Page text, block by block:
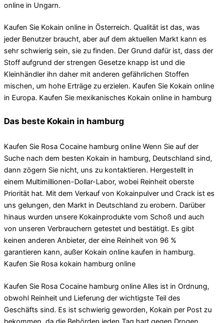
online in Ungarn.
Kaufen Sie Kokain online in Österreich. Qualität ist das, was
jeder Benutzer braucht, aber auf dem aktuellen Markt kann es
sehr schwierig sein, sie zu finden. Der Grund dafür ist, dass der
Stoff aufgrund der strengen Gesetze knapp ist und die
Kleinhändler ihn daher mit anderen gefährlichen Stoffen
mischen, um hohe Erträge zu erzielen. Kaufen Sie Kokain online
in Europa. Kaufen Sie mexikanisches Kokain online in hamburg
Das beste Kokain in hamburg
Kaufen Sie Rosa Cocaine hamburg online Wenn Sie auf der
Suche nach dem besten Kokain in hamburg, Deutschland sind,
dann zögern Sie nicht, uns zu kontaktieren. Hergestellt in
einem Multimillionen-Dollar-Labor, wobei Reinheit oberste
Priorität hat. Mit dem Verkauf von Kokainpulver und Crack ist es
uns gelungen, den Markt in Deutschland zu erobern. Darüber
hinaus wurden unsere Kokainprodukte vom Schoß und auch
von unseren Verbrauchern getestet und bestätigt. Es gibt
keinen anderen Anbieter, der eine Reinheit von 96 %
garantieren kann, außer Kokain online kaufen in hamburg.
Kaufen Sie Rosa kokain hamburg online
Kaufen Sie Rosa Cocaine hamburg online Alles ist in Ordnung,
obwohl Reinheit und Lieferung der wichtigste Teil des
Geschäfts sind. Es ist schwierig geworden, Kokain per Post zu